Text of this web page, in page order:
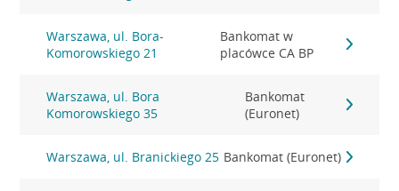
Warszawa, ul. Bora-
Komorowskiego 21
Bankomat w
placówce CA BP
Warszawa, ul. Bora
Komorowskiego 35
Bankomat
(Euronet)
Warszawa, ul. Branickiego 25 Bankomat (Euronet)